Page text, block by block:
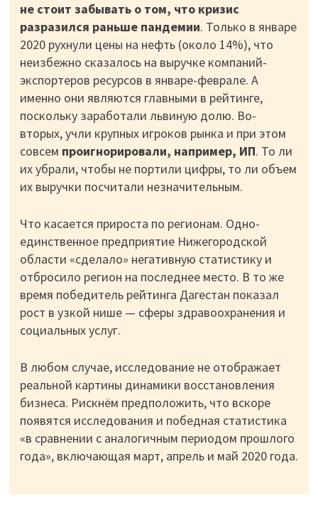
не стоит забывать о том, что кризис
разразился раньше пандемии. Только в январе
2020 рухнули цены на нефть (около 14%), что
неизбежно сказалось на выручке компаний-
экспортеров ресурсов в январе-феврале. А
именно они являются главными в рейтинге,
поскольку заработали львиную долю. Во-
вторых, учли крупных игроков рынка и при этом
совсем проигнорировали, например, ИП. То ли
их убрали, чтобы не портили цифры, то ли объем
их выручки посчитали незначительным.
Что касается прироста по регионам. Одно-
единственное предприятие Нижегородской
области «сделало» негативную статистику и
отбросило регион на последнее место. В то же
время победитель рейтинга Дагестан показал
рост в узкой нише — сферы здравоохранения и
социальных услуг.
В любом случае, исследование не отображает
реальной картины динамики восстановления
бизнеса. Рискнём предположить, что вскоре
появятся исследования и победная статистика
«в сравнении с аналогичным периодом прошлого
года», включающая март, апрель и май 2020 года.